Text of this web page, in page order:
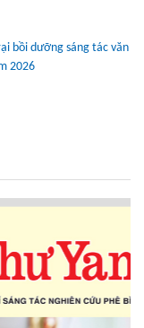
bồi dưỡng sáng tác văn
2026